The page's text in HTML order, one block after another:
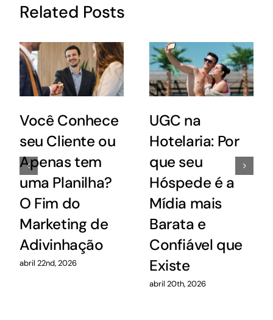
Related Posts
Você Conhece
seu Cliente ou
Apenas tem
uma Planilha?
O Fim do
Marketing de
Adivinhação
abril 22nd, 2026
UGC na
Hotelaria: Por
que seu
Hóspede é a
Mídia mais
Barata e
Confiável que
Existe
abril 20th, 2026